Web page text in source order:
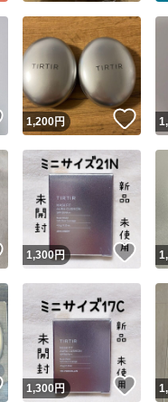
Yahoo!フリマが定めた一定
安心取引出品者
安心取引出品者
取引実績
取引実績◯+
他フリマ実績◯+
スピード&安心発送
※このバッジは実績に基づく表示
スピード＆安心発送
商品画像の無断転載
コピーは1商品につ
いいね！
1,200円 い
いいね！
1,300円 い
いいね！
1,300円 い